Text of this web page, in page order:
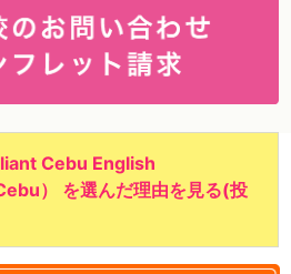
Cebu English
） を選んだ理由を見る(投